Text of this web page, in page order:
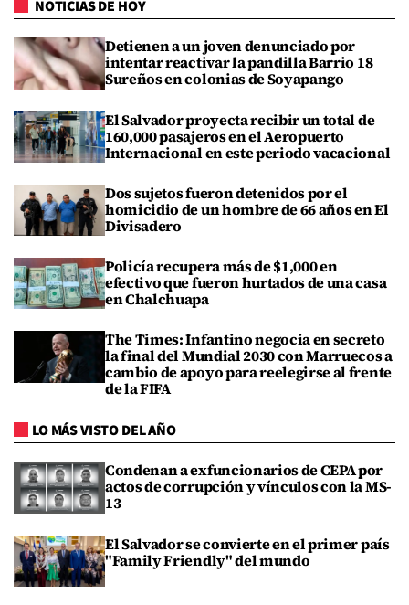
NOTICIAS DE HOY
Detienen a un joven denunciado por
intentar reactivar la pandilla Barrio 18
Sureños en colonias de Soyapango
El Salvador proyecta recibir un total de
160,000 pasajeros en el Aeropuerto
Internacional en este periodo vacacional
Dos sujetos fueron detenidos por el
homicidio de un hombre de 66 años en El
Divisadero
Policía recupera más de $1,000 en
efectivo que fueron hurtados de una casa
en Chalchuapa
The Times: Infantino negocia en secreto
la final del Mundial 2030 con Marruecos a
cambio de apoyo para reelegirse al frente
de la FIFA
LO MÁS VISTO DEL AÑO
Condenan a exfuncionarios de CEPA por
actos de corrupción y vínculos con la MS-
13
El Salvador se convierte en el primer país
"Family Friendly" del mundo